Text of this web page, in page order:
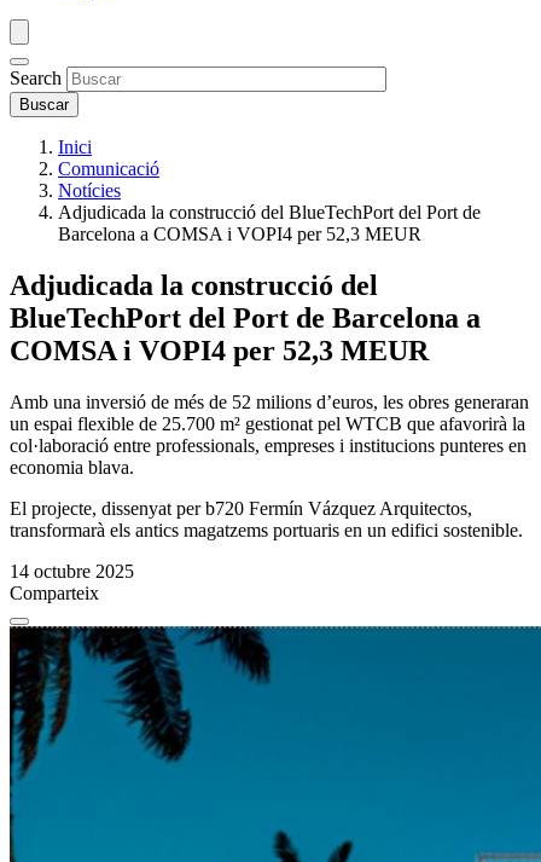
Search
Inici
Comunicació
Notícies
Adjudicada la construcció del BlueTechPort del Port de
Barcelona a COMSA i VOPI4 per 52,3 MEUR
Adjudicada la construcció del
BlueTechPort del Port de Barcelona a
COMSA i VOPI4 per 52,3 MEUR
Amb una inversió de més de 52 milions d’euros, les obres generaran
un espai flexible de 25.700 m² gestionat pel WTCB que afavorirà la
col·laboració entre professionals, empreses i institucions punteres en
economia blava.
El projecte, dissenyat per b720 Fermín Vázquez Arquitectos,
transformarà els antics magatzems portuaris en un edifici sostenible.
14 octubre 2025
Comparteix